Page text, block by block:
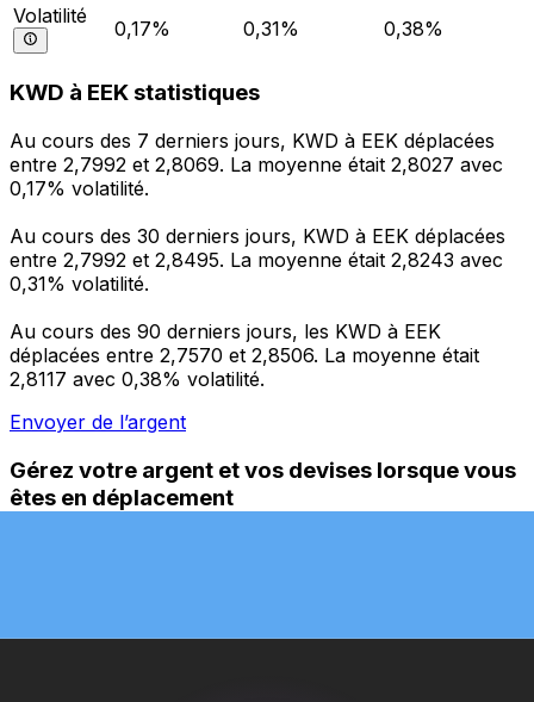
Volatilité
0,17% 0,31% 0,38%
KWD à EEK statistiques
Au cours des 7 derniers jours, KWD à EEK déplacées
entre 2,7992 et 2,8069. La moyenne était 2,8027 avec
0,17% volatilité.
Au cours des 30 derniers jours, KWD à EEK déplacées
entre 2,7992 et 2,8495. La moyenne était 2,8243 avec
0,31% volatilité.
Au cours des 90 derniers jours, les KWD à EEK
déplacées entre 2,7570 et 2,8506. La moyenne était
2,8117 avec 0,38% volatilité.
Envoyer de l’argent
Gérez votre argent et vos devises lorsque vous
êtes en déplacement
l'argent à l'étranger sans frais cachés. Téléchargez